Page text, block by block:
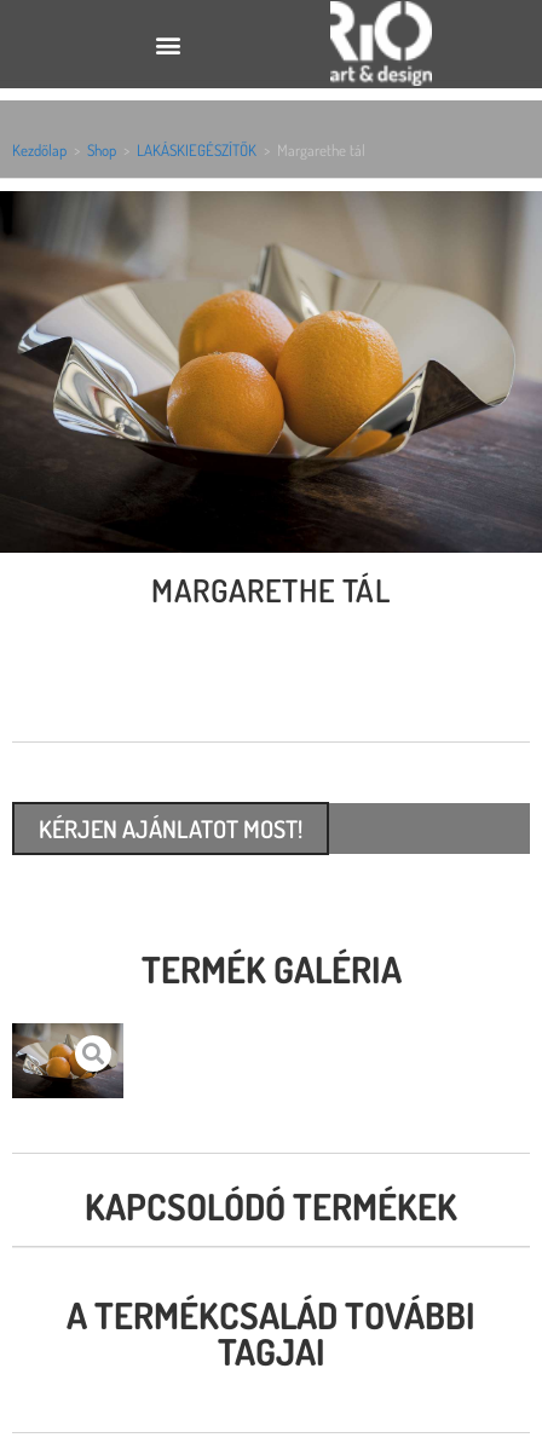
Kezdőlap > Shop > LAKÁSKIEGÉSZÍTŐK > Margarethe tál
MARGARETHE TÁL
KÉRJEN AJÁNLATOT MOST!
TERMÉK GALÉRIA
KAPCSOLÓDÓ TERMÉKEK
A TERMÉKCSALÁD TOVÁBBI
TAGJAI